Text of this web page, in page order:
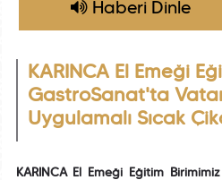
Haberi Dinle
KARINCA El Emeği
GastroSanat'ta
Uygulamalı Sıcak
KARINCA El Emeği Eğitim